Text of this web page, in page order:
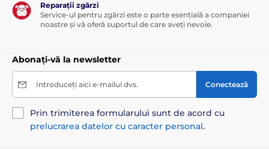
Reparații zgărzi
Service-ul pentru zgărzi este o parte esențială a companiei
noastre și vă oferă suportul de care aveți nevoie.
Abonați-vă la newsletter
Introduceți aici e-mailul dvs. Conectează
Prin trimiterea formularului sunt de acord cu
prelucrarea datelor cu caracter personal.